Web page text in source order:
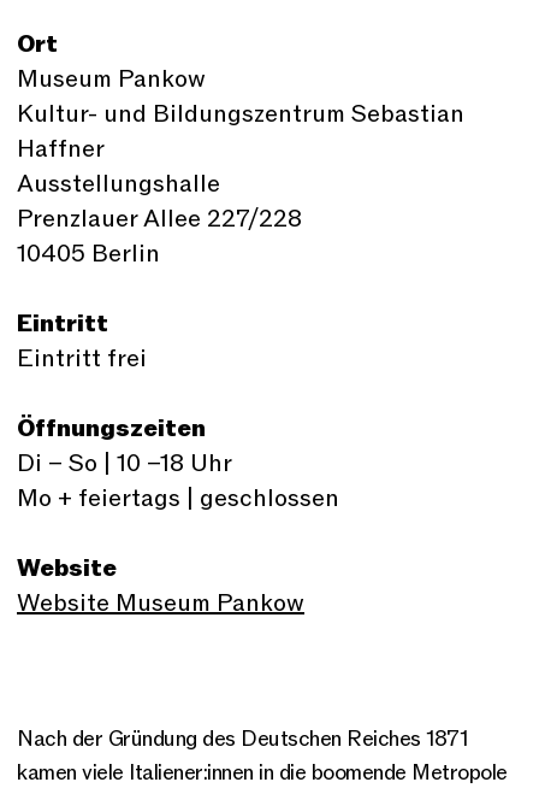
Ort
Museum Pankow
Kultur- und Bildungszentrum Sebastian
Haffner
Ausstellungshalle
Prenzlauer Allee 227/228
10405 Berlin
Eintritt
Eintritt frei
Öffnungszeiten
Di – So | 10 –18 Uhr
Mo + feiertags | geschlossen
Website
Website Museum Pankow
Nach der Gründung des Deutschen Reiches 1871
kamen viele Italiener:innen in die boomende Metropole